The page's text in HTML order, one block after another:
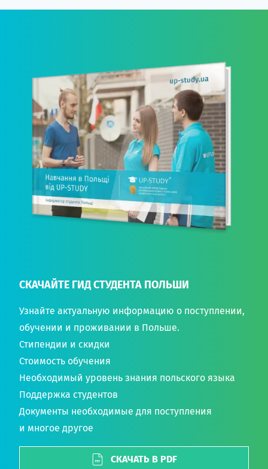
СКАЧАЙТЕ ГИД СТУДЕНТА ПОЛЬШИ
Узнайте актуальную информацию о поступлении,
обучении и проживании в Польше.
Стипендии и скидки
Стоимость обучения
Необходимый уровень знания польского языка
Поддержка студентов
Документы необходимые для поступления
и многое другое
СКАЧАТЬ В PDF